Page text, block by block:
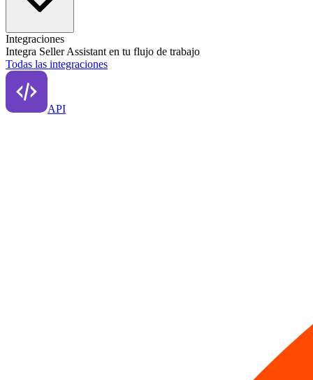
Integraciones
Integra Seller Assistant en tu flujo de trabajo
Todas las integraciones
API